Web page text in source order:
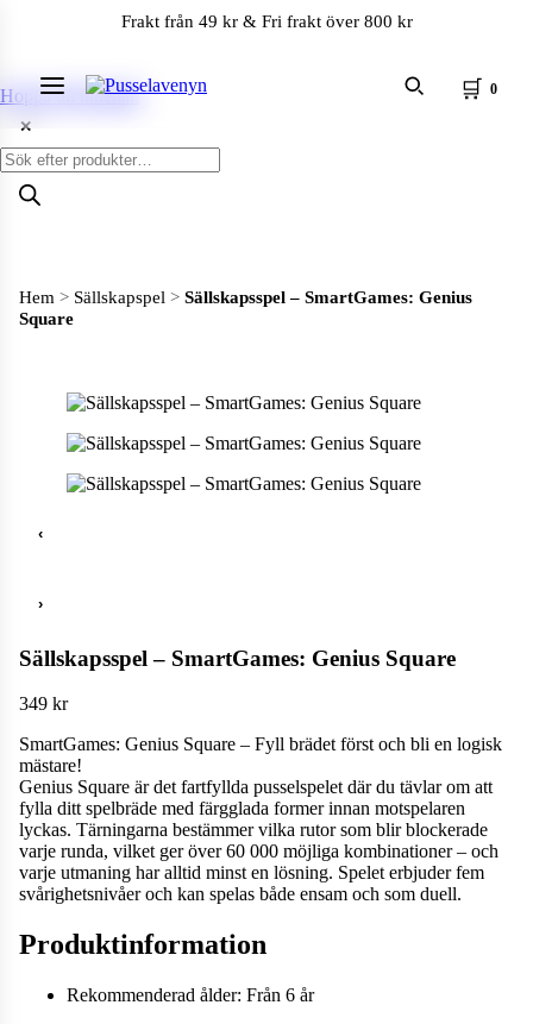
Hoppa till innehåll
Frakt från 49 kr & Fri frakt över 800 kr
Meny 🛒 0
✕
Produktsökning
Hem > Sällskapspel > Sällskapsspel – SmartGames: Genius
Square
‹
›
Sällskapsspel – SmartGames: Genius Square
349 kr
SmartGames: Genius Square – Fyll brädet först och bli en logisk
mästare!
Genius Square är det fartfyllda pusselspelet där du tävlar om att
fylla ditt spelbräde med färgglada former innan motspelaren
lyckas. Tärningarna bestämmer vilka rutor som blir blockerade
varje runda, vilket ger över 60 000 möjliga kombinationer – och
varje utmaning har alltid minst en lösning. Spelet erbjuder fem
svårighetsnivåer och kan spelas både ensam och som duell.
Produktinformation
Rekommenderad ålder: Från 6 år